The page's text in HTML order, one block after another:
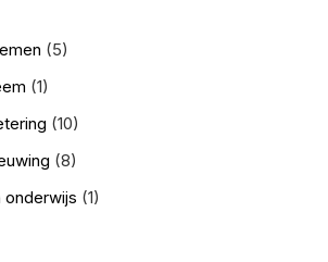
(5)
(1)
(10)
(8)
onderwijs (1)